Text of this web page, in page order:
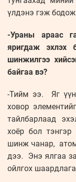
үлдэнэ гэж бодож
-Ураны араас
яригдаж эхлэх
шинжилгээ
байгаа вэ?
-Тийм ээ. Яг
ховор
тайлбарлаад
хоёр бол
шинж чанар,
дээ. Энэ ялгаа
ойлгох